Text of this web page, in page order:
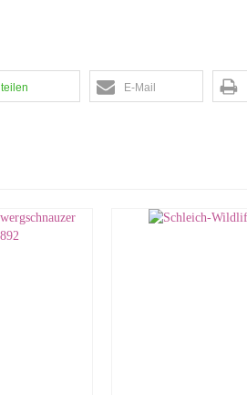
teilen E-Mail